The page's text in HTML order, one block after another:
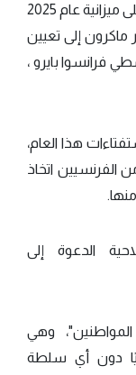
ونتيجة لذلك، فشلت فرنسا في الموافقة على ميزانية عام 2025
ماكرون إلى تعيين
فرانسوا بايرو ،
هذا العام،
الفرنسيين اتخاذ
الدعوة إلى
وهي
دون أي سلطة